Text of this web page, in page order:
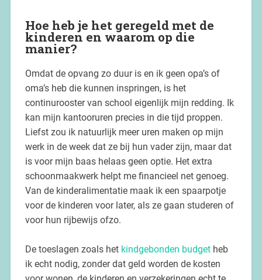
Hoe heb je het geregeld met de
kinderen en waarom op die
manier?
Omdat de opvang zo duur is en ik geen opa’s of
oma’s heb die kunnen inspringen, is het
continurooster van school eigenlijk mijn redding. Ik
kan mijn kantooruren precies in die tijd proppen.
Liefst zou ik natuurlijk meer uren maken op mijn
werk in de week dat ze bij hun vader zijn, maar dat
is voor mijn baas helaas geen optie. Het extra
schoonmaakwerk helpt me financieel net genoeg.
Van de kinderalimentatie maak ik een spaarpotje
voor de kinderen voor later, als ze gaan studeren of
voor hun rijbewijs ofzo.
De toeslagen zoals het kindgebonden budgetheb
ik echt nodig, zonder dat geld worden de kosten